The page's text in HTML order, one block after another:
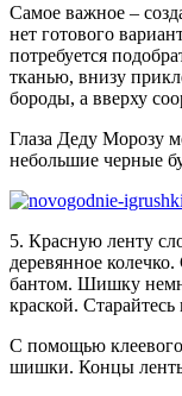
Самое важное –
нет готового
потребуется
тканью, внизу
бороды, а вверху
Глаза Деду Морозу
небольшие черные
5. Красную ленту
деревянное
бантом. Шишку
краской.
С помощью клеевого
шишки. Концы